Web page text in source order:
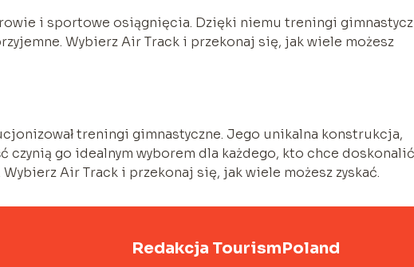
i sportowe osiągnięcia. Dzięki niemu treningi
Wybierz Air Track i przekonaj się, jak wiele możesz
treningi gimnastyczne. Jego unikalna konstrukcja,
czynią go idealnym wyborem dla każdego, kto chce doskonalić
Air Track i przekonaj się, jak wiele możesz zyskać.
Redakcja TourismPoland